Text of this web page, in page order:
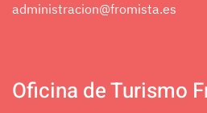
administracion@fromista.es
Oficina de Turismo